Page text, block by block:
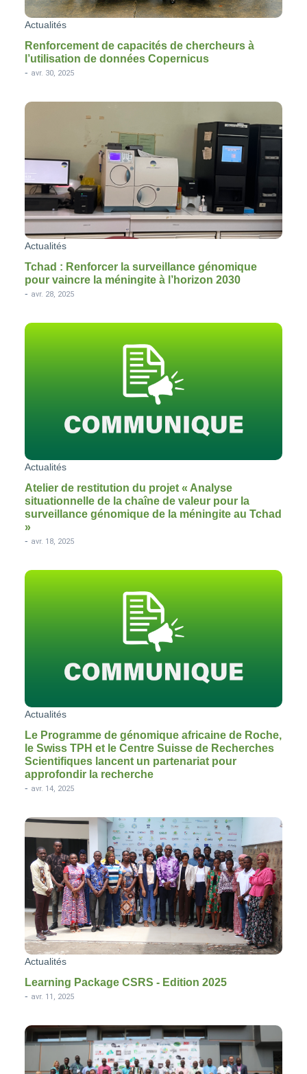
Actualités
Renforcement de capacités de chercheurs à
l’utilisation de données Copernicus
- avr. 30, 2025
Actualités
Tchad : Renforcer la surveillance génomique
pour vaincre la méningite à l’horizon 2030
- avr. 28, 2025
Actualités
Atelier de restitution du projet « Analyse
situationnelle de la chaîne de valeur pour la
surveillance génomique de la méningite au Tchad
»
- avr. 18, 2025
Actualités
Le Programme de génomique africaine de Roche,
le Swiss TPH et le Centre Suisse de Recherches
Scientifiques lancent un partenariat pour
approfondir la recherche
- avr. 14, 2025
Actualités
Learning Package CSRS - Edition 2025
- avr. 11, 2025